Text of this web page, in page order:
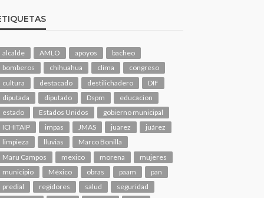
alcalde AMLO apoyos
bacheo
bomberos
chihuahua clima
congreso
cultura
destacado destilichadero
DIF
diputada
diputado Dspm
educacion
estado
Estados Unidos
gobierno municipal
ICHITAIP
impas JMAS juarez
juárez
limpieza
lluvias
Marco Bonilla
Maru Campos
mexico morena
mujeres
municipio
México obras paam
pan
predial
regidores salud
seguridad